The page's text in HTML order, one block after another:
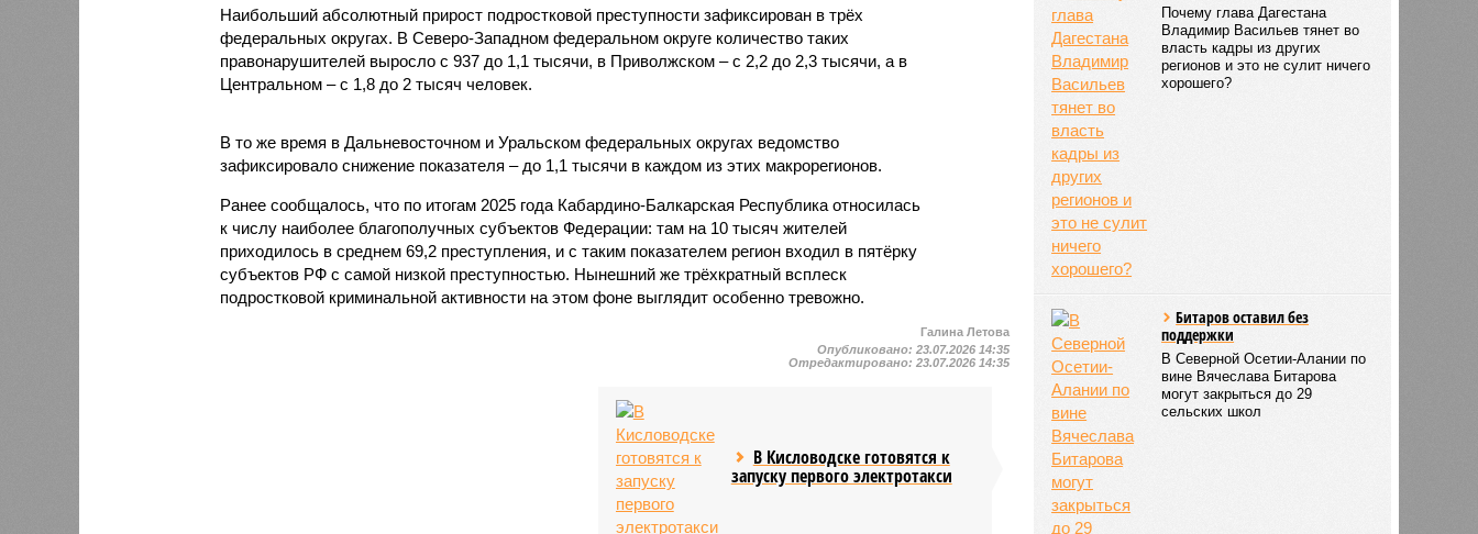
Наибольший абсолютный прирост подростковой преступности зафиксирован в трёх
федеральных округах. В Северо-Западном федеральном округе количество таких
правонарушителей выросло с 937 до 1,1 тысячи, в Приволжском – с 2,2 до 2,3 тысячи, а в
Центральном – с 1,8 до 2 тысяч человек.
В то же время в Дальневосточном и Уральском федеральных округах ведомство
зафиксировало снижение показателя – до 1,1 тысячи в каждом из этих макрорегионов.
Ранее сообщалось, что по итогам 2025 года Кабардино-Балкарская Республика относилась
к числу наиболее благополучных субъектов Федерации: там на 10 тысяч жителей
приходилось в среднем 69,2 преступления, и с таким показателем регион входил в пятёрку
субъектов РФ с самой низкой преступностью. Нынешний же трёхкратный всплеск
подростковой криминальной активности на этом фоне выглядит особенно тревожно.
Галина Летова
Опубликовано:23.07.2026 14:35
Отредактировано:23.07.2026 14:35
В Кисловодске готовятся к
запуску первого электротакси
Почему глава Дагестана
Владимир Васильев тянет во
власть кадры из других
регионов и это не сулит ничего
хорошего?
Битаров оставил без
поддержки
В Северной Осетии-Алании по
вине Вячеслава Битарова
могут закрыться до 29
сельских школ